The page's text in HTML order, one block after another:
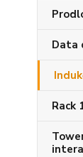
Data
Rack